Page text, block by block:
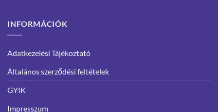
INFORMÁCIÓK
Adatkezelési Tájékoztató
Általános szerződési feltételek
GYIK
Impresszum